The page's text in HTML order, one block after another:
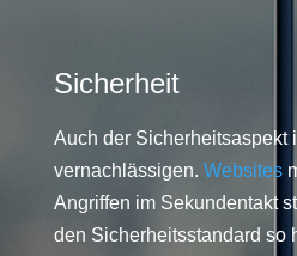
Sicherheit
Auch der Sicherheitsaspekt
vernachlässigen. Websites
Angriffen im Sekundentakt
den Sicherheitsstandard so